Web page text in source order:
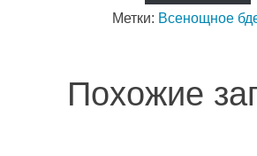
Метки: Всенощное
Похожие